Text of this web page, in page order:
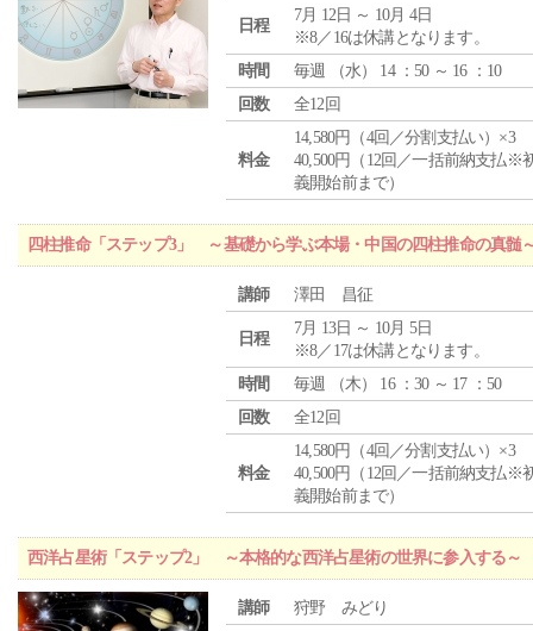
日程
7月 12日 ～ 10月 4日
※8／16は休講となります。
時間
毎週 （水） 14 ：50 ～ 16 ：10
回数
全12回
料金
14,580円（4回／分割支払い）×3
40,500円（12回／一括前納支払※
義開始前まで）
四柱推命「ステップ3」 ～基礎から学ぶ本場・中国の四柱推命の真髄
講師 澤田 昌征
日程
7月 13日 ～ 10月 5日
※8／17は休講となります。
時間
毎週 （木） 16 ：30 ～ 17 ：50
回数
全12回
料金
14,580円（4回／分割支払い）×3
40,500円（12回／一括前納支払※
義開始前まで）
西洋占星術「ステップ2」 ～本格的な西洋占星術の世界に参入する～
講師 狩野 みどり